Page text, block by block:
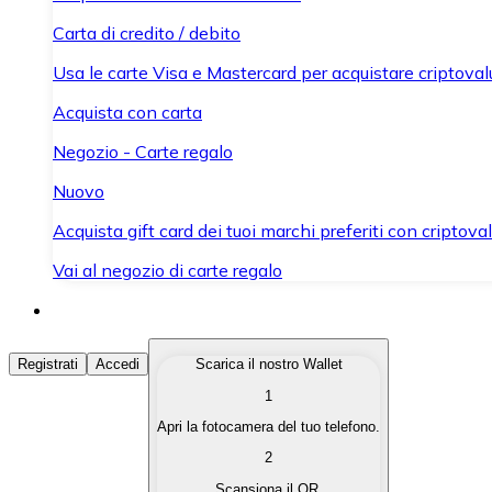
Carta di credito / debito
Usa le carte Visa e Mastercard per acquistare
Acquista con carta
Negozio - Carte regalo
Nuovo
Acquista gift card dei tuoi marchi preferiti con
Vai al negozio di carte regalo
Acquista Criptovalute
Acquista le criptovalute che ti interessano in modo
Converti le tue criptovalute in valuta fiat quando ne hai
Registrati Accedi
Scarica il nostro Wallet
1
Apri la fotocamera del tuo telefono.
2